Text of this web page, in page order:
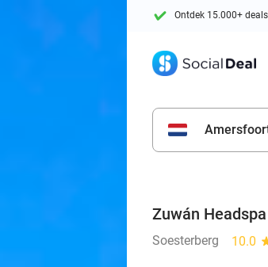
Ontdek 15.000+ deals
Zuwán Headspa
Soesterberg 10.0